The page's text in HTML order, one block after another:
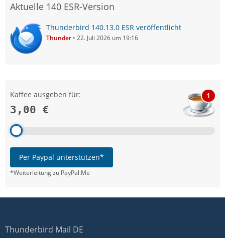
Aktuelle 140 ESR-Version
Thunderbird 140.13.0 ESR veröffentlicht
Thunder 22. Juli 2026 um 19:16
Kaffee ausgeben für:
3,00 €
1
Per Paypal unterstützen*
*Weiterleitung zu PayPal.Me
Thunderbird Mail DE